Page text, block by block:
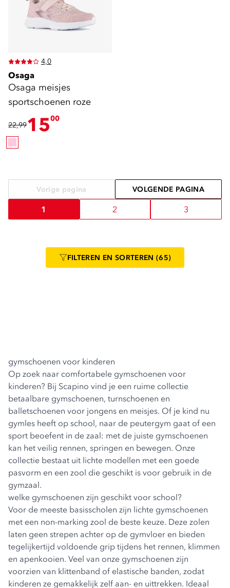
4,0
Osaga
Osaga meisjes
sportschoenen roze
22,991500
Vorige pagina VOLGENDE PAGINA
1 2 3
FILTEREN EN SORTEREN (65)
gymschoenen voor kinderen
Op zoek naar comfortabele gymschoenen voor
kinderen? Bij Scapino vind je een ruime collectie
betaalbare gymschoenen, turnschoenen en
balletschoenen voor jongens en meisjes. Of je kind nu
gymles heeft op school, naar de peutergym gaat of een
sport beoefent in de zaal: met de juiste gymschoenen
kan het veilig rennen, springen en bewegen. Onze
collectie bestaat uit lichte modellen met een goede
pasvorm en een zool die geschikt is voor gebruik in de
gymzaal.
welke gymschoenen zijn geschikt voor school?
Voor de meeste basisscholen zijn lichte gymschoenen
met een non-marking zool de beste keuze. Deze zolen
laten geen strepen achter op de gymvloer en bieden
tegelijkertijd voldoende grip tijdens het rennen, klimmen
en apenkooien. Veel van onze gymschoenen zijn
voorzien van klittenband of elastische banden, zodat
kinderen ze gemakkelijk zelf aan- en uittrekken. Ideaal